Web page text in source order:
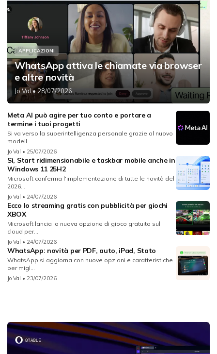
APPLICAZIONI
WhatsApp attiva le chiamate via browser
e altre novità
Jo Val• 28/07/2026
Meta AI può agire per tuo conto e portare a
termine i tuoi progetti
Si va verso la superintelligenza personale grazie al nuovo
modell...
Jo Val • 25/07/2026
Sì, Start ridimensionabile e taskbar mobile anche in
Windows 11 25H2
Microsoft conferma l'implementazione di tutte le novità del
2026...
Jo Val • 24/07/2026
Ecco lo streaming gratis con pubblicità per giochi
XBOX
Microsoft lancia la nuova opzione di gioco gratuito sul
cloud per...
Jo Val • 24/07/2026
WhatsApp: novità per PDF, auto, iPad, Stato
WhatsApp si aggiorna con nuove opzioni e caratteristiche
per migl...
Jo Val • 23/07/2026